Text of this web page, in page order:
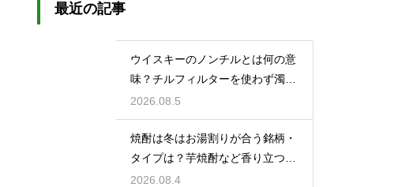
最近の記事
ウイスキーのノンチルとは何の意
味？チルフィルターを使わず濁り
をあえて残す製法
2026.08.5
焼酎は冬はお湯割りが合う銘柄・
タイプは？芋焼酎など香り立つ本
格焼酎で体が温まる
2026.08.4